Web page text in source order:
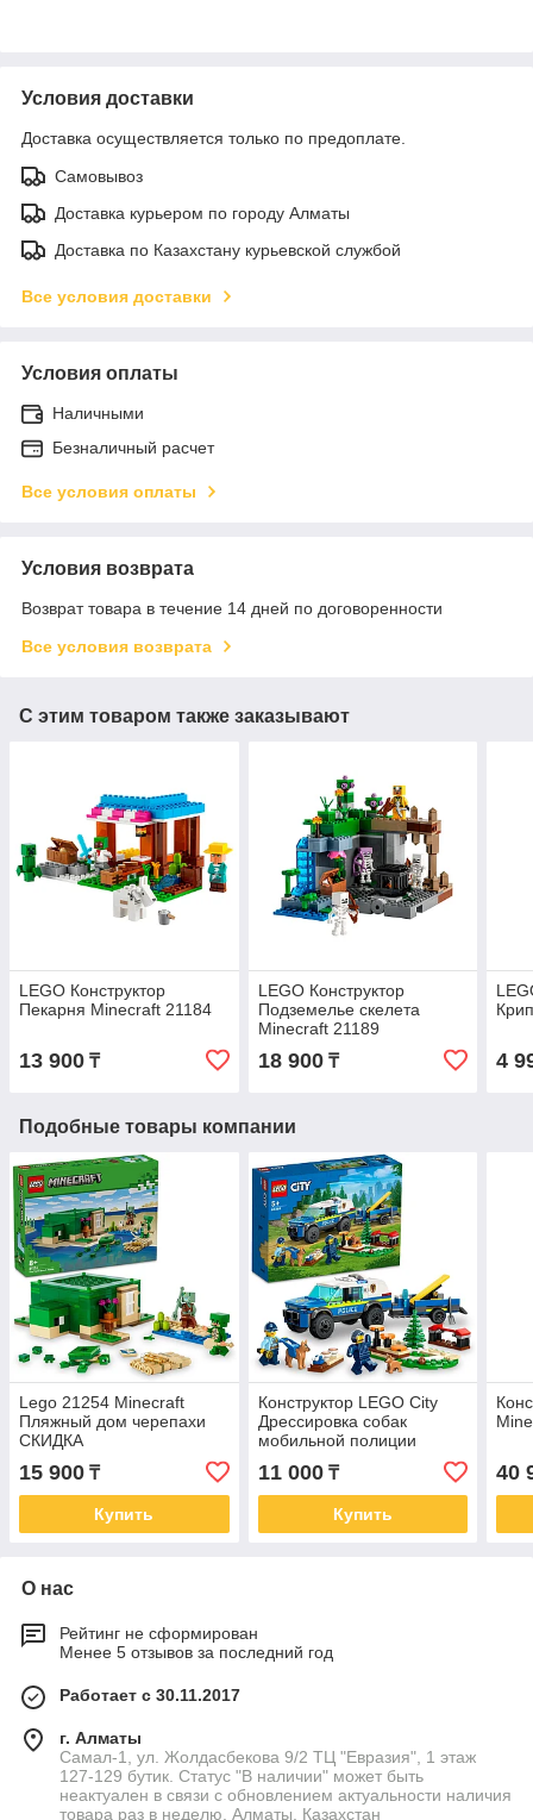
Условия доставки
Доставка осуществляется только по предоплате.
Самовывоз
Доставка курьером по городу Алматы
Доставка по Казахстану курьевской службой
Все условия доставки
Условия оплаты
Наличными
Безналичный расчет
Все условия оплаты
Условия возврата
Возврат товара в течение 14 дней по договоренности
Все условия возврата
С этим товаром также заказывают
LEGO Конструктор
Пекарня Minecraft 21184
13 900 ₸
LEGO Конструктор
Подземелье скелета
Minecraft 21189
18 900₸ 4
Подобные товары компании
Lego 21254 Minecraft
Пляжный дом черепахи
СКИДКА
15 900 ₸
Купить
Конструктор LEGO City
Дрессировка собак
мобильной полиции
11 000₸
Купить
40
О нас
Рейтинг не сформирован
Менее 5 отзывов за последний год
Работает с 30.11.2017
г. Алматы
Самал-1, ул. Жолдасбекова 9/2 ТЦ "Евразия", 1 этаж
127-129 бутик. Статус "В наличии" может быть
неактуален в связи с обновлением актуальности наличия
товара раз в неделю, Алматы, Казахстан